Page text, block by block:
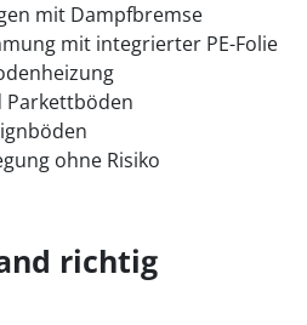
mit Dampfbremse
mit integrierter PE-Folie
Parkettböden
ohne Risiko
richtig